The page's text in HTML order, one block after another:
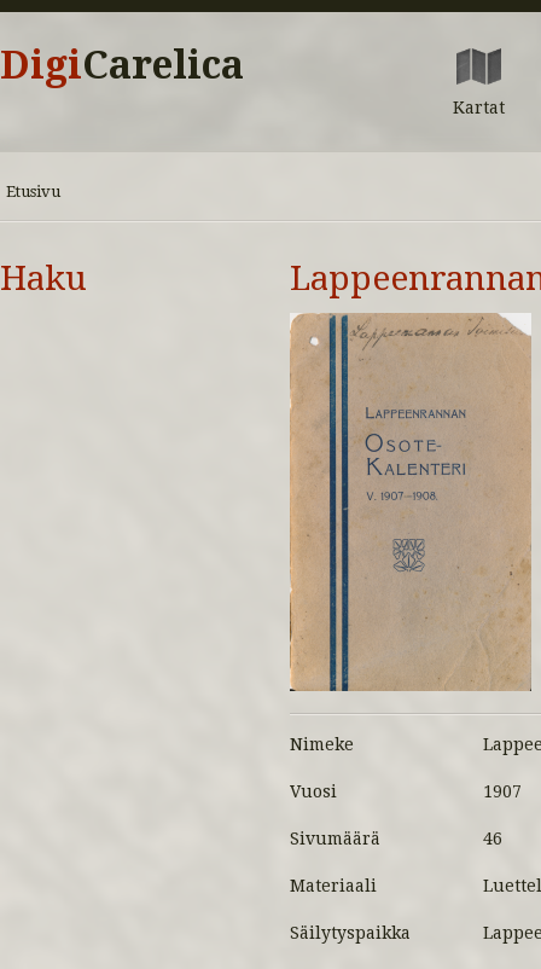
DigiCarelica
Kartat
Etusivu
Haku
Nimeke
Vuosi 1907
Sivumäärä 46
Materiaali
Säilytyspaikka